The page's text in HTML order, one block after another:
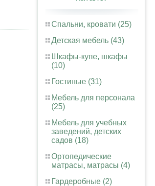
Спальни, кровати (25)
Детская мебель (43)
Шкафы-купе, шкафы
(10)
Гостиные (31)
Мебель для персонала
(25)
Мебель для учебных
заведений, детских
садов (18)
Ортопедические
матрасы, матрасы (4)
Гардеробные (2)